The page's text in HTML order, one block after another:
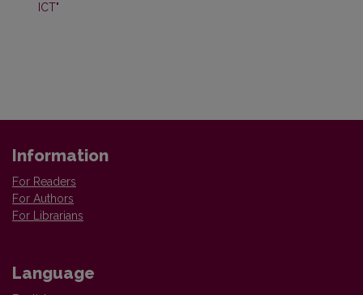
ICT"
Information
For Readers
For Authors
For Librarians
Language